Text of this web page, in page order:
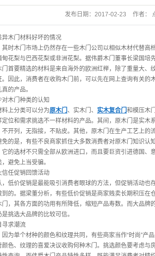
发布日期： 2017-02-23 作者：
异木门材料好坏的情况
木门市场上仍然存在一些木门公司以相似木材代替高
甸花梨与巴西花梨或非洲花梨。据伟爵木门董事长梁国培
要精选的材料是来自海外的欧洲红榉，除了重量大、
因此，消费者在收购木门前，可以先在网上查询有关的
的产品。
木门种类的认知
上分类可以分为原木门 、实木门、 实木复合门和模压木
定位和需求挑选不一样材料的产品。其间，原木门是实
不开列，无指接，不贴皮。其他，原木门在生产工艺上的
是，有些不良商家抓住大多数消费者对原木门知识认
它的选材不只需全部从欧洲进口，而且要巨资引进德国
避免上当受骗。
任促销回馈活动
价促销是最能吸引消费者眼球的方法，但促销活动也
的。据梁董分析，有些低价促销是商家贱卖长期积压在
，其各方面的功用有所降低，缩短产品寿数。而大品牌
挑选大品牌的比较可信。
求潮流
单个材种的颜色和纹理共同，有些商家当作“时尚”产
颜色、纹理的喜爱决议收购何种木门。挑选颜色要考虑